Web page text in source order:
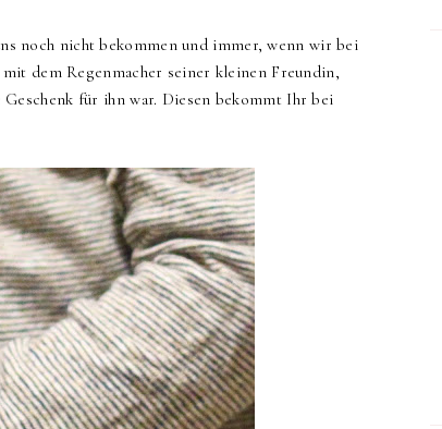
noch nicht bekommen und immer, wenn wir bei
dem Regenmacher seiner kleinen Freundin,
für ihn war. Diesen bekommt Ihr bei